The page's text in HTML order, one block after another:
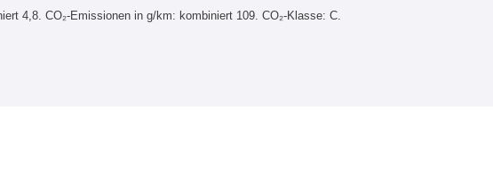
4,8. CO₂-Emissionen in g/km: kombiniert 109. CO₂-Klasse: C.